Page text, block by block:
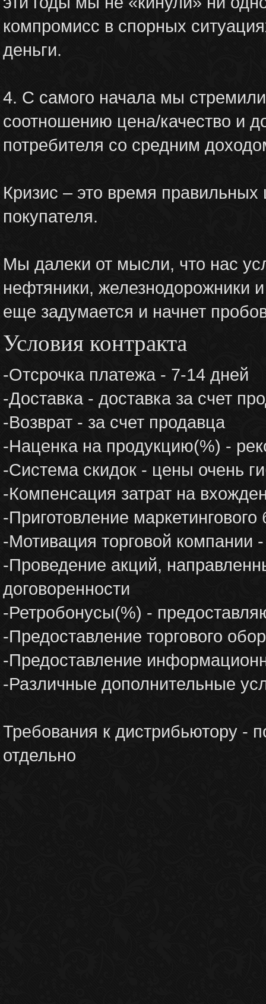
компромисс в спорных
деньги.
4. С самого начала мы
соотношению цена/качество и
потребителя со средним
Кризис – это время
покупателя.
Мы далеки от мысли, что нас
нефтяники, железнодорожники
еще задумается и начнет
Условия контракта
-Отсрочка платежа - 7-14 дней
-Доставка - доставка за счет
-Возврат - за счет продавца
-Наценка на продукцию(%) -
-Система скидок - цены очень
-Компенсация затрат на
-Приготовление
-Мотивация торговой компании
-Проведение акций,
договоренности
-Ретробонусы(%) -
-Предоставление торгового
-Предоставление
-Различные дополнительные
Требования к дистрибьютору -
отдельно